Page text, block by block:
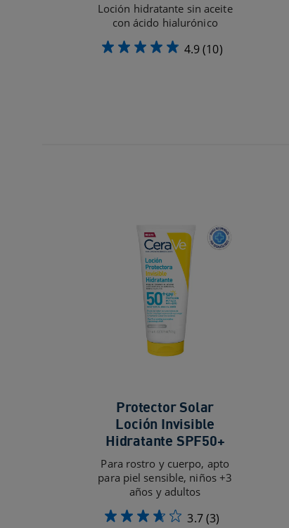
Loción hidratante sin aceite
con ácido hialurónico
4.9(10)
Protector Solar
Loción Invisible
Hidratante SPF50+
Para rostro y cuerpo, apto
para piel sensible, niños +3
años y adultos
3.7(3)